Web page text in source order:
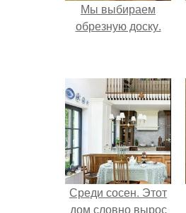
Мы выбираем
обрезную доску.
Среди сосен. Этот
дом словно вырос